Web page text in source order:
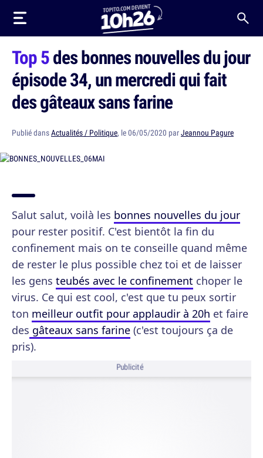
Top 5des bonnes nouvelles du jour
épisode 34, un mercredi qui fait
des gâteaux sans farine
Publié dansActualités / Politique, le 06/05/2020 parJeannou Pagure
Salut salut, voilà les bonnes nouvelles du jour
pour rester positif. C'est bientôt la fin du
confinement mais on te conseille quand même
de rester le plus possible chez toi et de laisser
les gens teubés avec le confinement choper le
virus. Ce qui est cool, c'est que tu peux sortir
ton meilleur outfit pour applaudir à 20h et faire
des gâteaux sans farine (c'est toujours ça de
pris).
Publicité